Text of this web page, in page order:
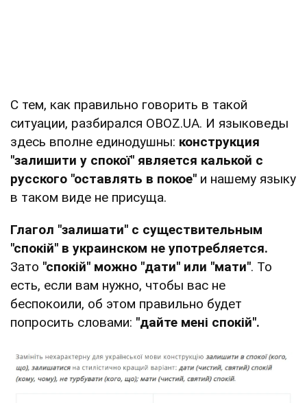
С тем, как правильно говорить в такой
ситуации, разбирался OBOZ.UA. И языковеды
здесь вполне единодушны: конструкция
"залишити у спокої" является калькой с
русского "оставлять в покое" и нашему языку
в таком виде не присуща.
Глагол "залишати" с существительным
"спокій" в украинском не употребляется.
Зато "спокій" можно "дати" или "мати". То
есть, если вам нужно, чтобы вас не
беспокоили, об этом правильно будет
попросить словами: "дайте мені спокій".